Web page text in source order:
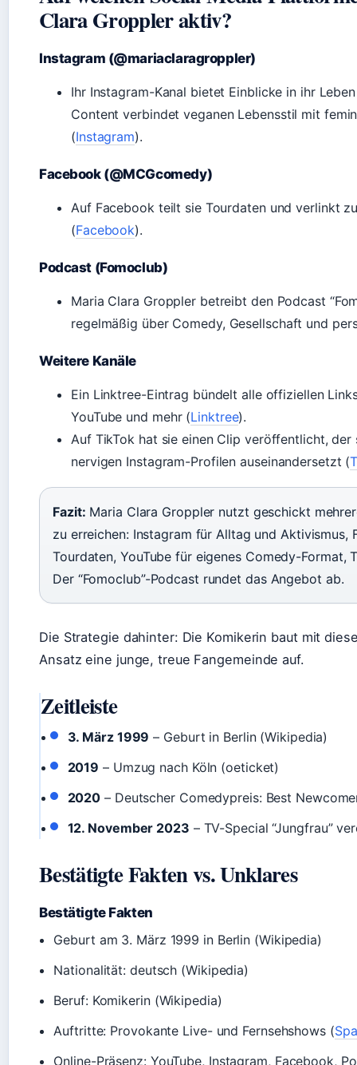
Clara Groppler aktiv?
Instagram (@mariaclaragroppler)
Ihr Instagram-Kanal bietet Einblicke in ihr
Content verbindet veganen Lebensstil mit
(Instagram).
Facebook (@MCGcomedy)
Auf Facebook teilt sie Tourdaten und verlinkt
(Facebook).
Podcast (Fomoclub)
Maria Clara Groppler betreibt den Podcast
regelmäßig über Comedy, Gesellschaft und
Weitere Kanäle
Ein Linktree-Eintrag bündelt alle offiziellen
YouTube und mehr (Linktree).
Auf TikTok hat sie einen Clip veröffentlicht,
nervigen Instagram-Profilen auseinandersetzt (
Fazit: Maria Clara Groppler nutzt geschickt
zu erreichen: Instagram für Alltag und Aktivismus,
Tourdaten, YouTube für eigenes Comedy-Format,
Der “Fomoclub”-Podcast rundet das Angebot ab.
Die Strategie dahinter: Die Komikerin baut mit
Ansatz eine junge, treue Fangemeinde auf.
Zeitleiste
3. März 1999 – Geburt in Berlin (Wikipedia)
2019 – Umzug nach Köln (oeticket)
2020 – Deutscher Comedypreis: Best
12. November 2023 – TV-Special “Jungfrau”
Bestätigte Fakten vs. Unklares
Bestätigte Fakten
Geburt am 3. März 1999 in Berlin (Wikipedia)
Nationalität: deutsch (Wikipedia)
Beruf: Komikerin (Wikipedia)
Auftritte: Provokante Live- und Fernsehshows (
Online-Präsenz: YouTube, Instagram, Facebook,